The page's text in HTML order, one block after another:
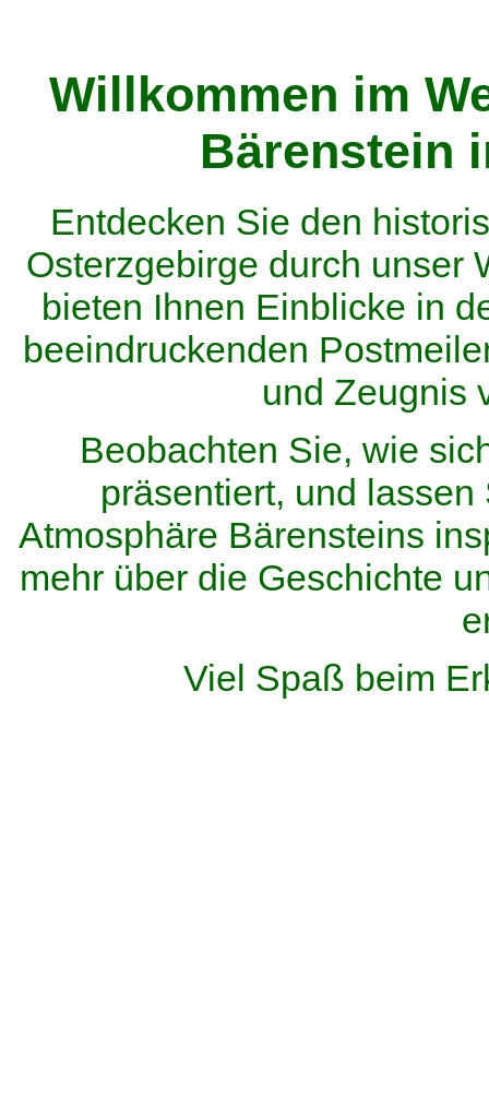
Willkommen im
Bärenstein
Entdecken Sie den
Osterzgebirge durch unser
bieten Ihnen Einblicke in
beeindruckenden
und Zeugnis
Beobachten Sie, wie
präsentiert, und
Atmosphäre Bärensteins
mehr über die Geschichte
Viel Spaß beim